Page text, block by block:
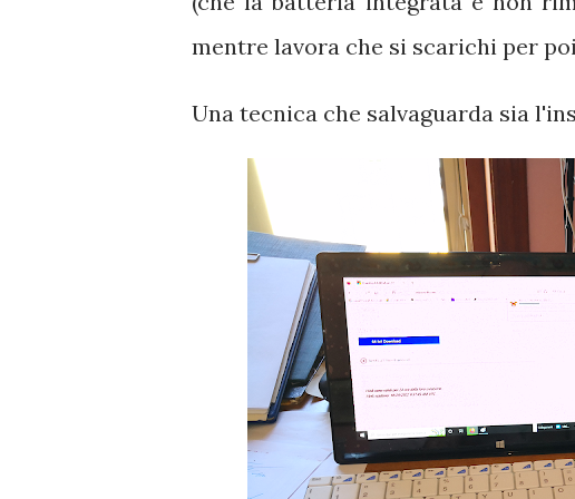
mentre lavora che si scarichi per
Una tecnica che salvaguarda sia